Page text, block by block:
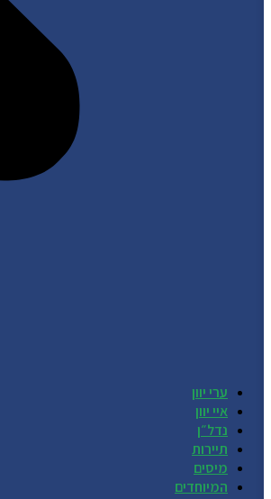
ערי יוון
איי יוון
נדל״ן
תיירות
מיסים
המיוחדים